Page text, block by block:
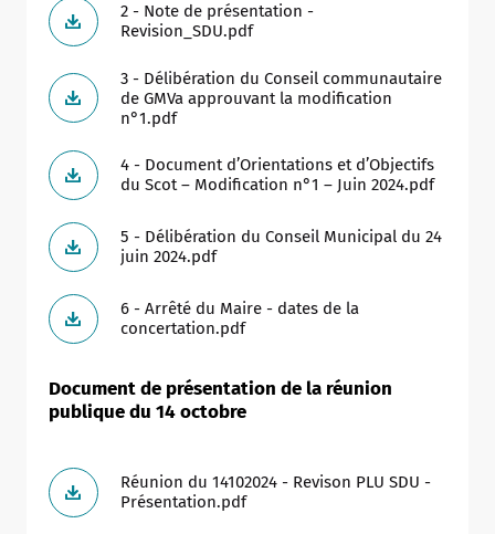
2 - Note de présentation -
Revision_SDU.pdf
3 - Délibération du Conseil communautaire
de GMVa approuvant la modification
n°1.pdf
4 - Document d’Orientations et d’Objectifs
du Scot – Modification n°1 – Juin 2024.pdf
5 - Délibération du Conseil Municipal du 24
juin 2024.pdf
6 - Arrêté du Maire - dates de la
concertation.pdf
Document de présentation de la réunion
publique du 14 octobre
Réunion du 14102024 - Revison PLU SDU -
Présentation.pdf